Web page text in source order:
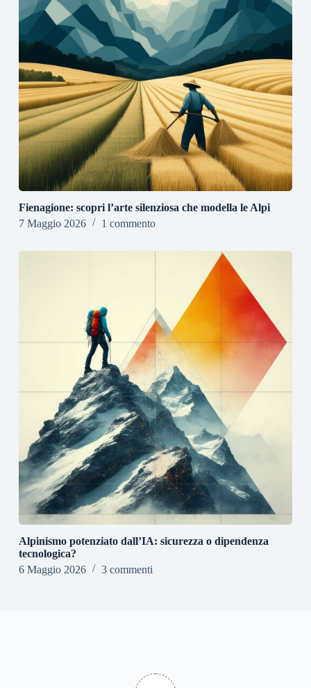
Fienagione: scopri l’arte silenziosa che modella le Alpi
7 Maggio 2026
1 commento
Alpinismo potenziato dall’IA: sicurezza o dipendenza
tecnologica?
6 Maggio 2026
3 commenti